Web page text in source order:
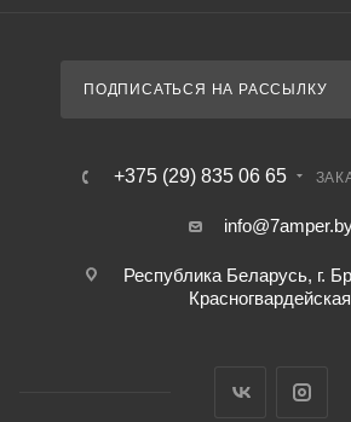
ПОДПИСАТЬСЯ НА РАССЫЛКУ
+375 (29) 835 06 65
Республика Беларусь, г.